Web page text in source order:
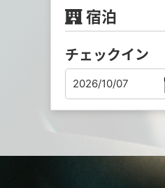
宿泊
チェックイン